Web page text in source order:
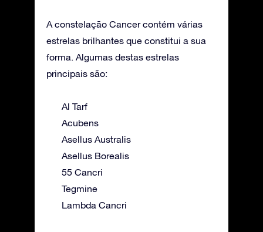
A constelação Cancer contém várias
estrelas brilhantes que constitui a sua
forma. Algumas destas estrelas
principais são:
Al Tarf
Acubens
Asellus Australis
Asellus Borealis
55 Cancri
Tegmine
Lambda Cancri